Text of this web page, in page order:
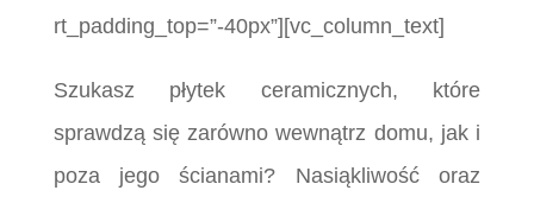
rt_padding_top=”-40px”][vc_column_text]
Szukasz płytek ceramicznych, które
sprawdzą się zarówno wewnątrz domu, jak i
poza jego ścianami? Nasiąkliwość oraz